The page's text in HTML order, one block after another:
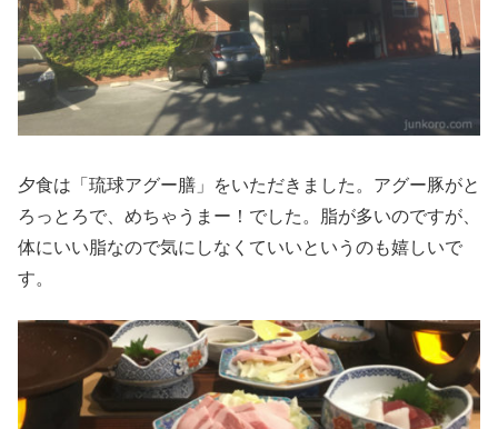
夕食は「琉球アグー膳」をいただきました。アグー豚がと
ろっとろで、めちゃうまー！でした。脂が多いのですが、
体にいい脂なので気にしなくていいというのも嬉しいで
す。